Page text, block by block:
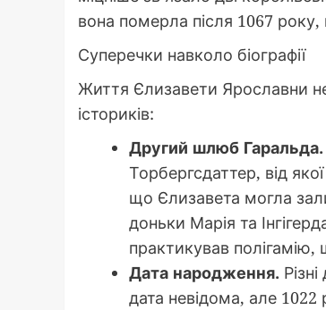
вона померла після 1067 року,
Суперечки навколо біографії
Життя Єлизавети Ярославни
істориків:
Другий шлюб Гаральда.
Торбергсдаттер, від
що Єлизавета могла
доньки Марія та
практикував полігамію,
Дата народження.
дата невідома, але